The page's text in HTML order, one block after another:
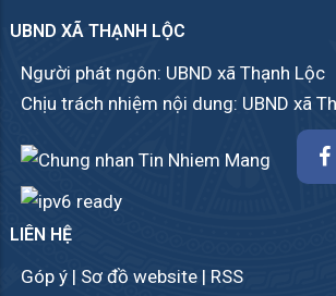
UBND XÃ THẠNH LỘC
Người phát ngôn: UBND xã Thạnh Lộc
Chịu trách nhiệm nội dung: UBND xã
LIÊN HỆ
Góp ý | Sơ đồ website | RSS